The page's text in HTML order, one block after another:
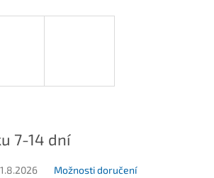
7-14 dní
Možnosti doručení